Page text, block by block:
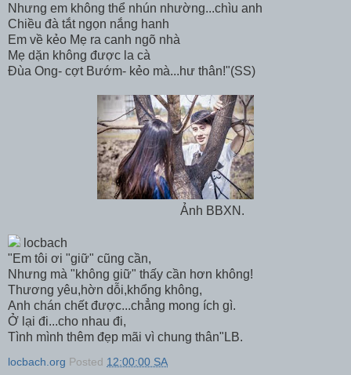
Nhưng em không thể nhún nhường...chìu anh
Chiều đà tắt ngọn nắng hanh
Em về kẻo Mẹ ra canh ngõ nhà
Mẹ dặn không được la cà
Đùa Ong- cợt Bướm- kẻo mà...hư thân!"(SS)
Ảnh BBXN.
locbach
"Em tôi ơi "giữ" cũng cần,
Nhưng mà "không giữ" thấy cần hơn không!
Thương yêu,hờn dỗi,khổng không,
Anh chán chết được...chẳng mong ích gì.
Ở lại đi...cho nhau đi,
Tình mình thêm đẹp mãi vì chung thân"LB.
locbach.org Posted 12:00:00 SA